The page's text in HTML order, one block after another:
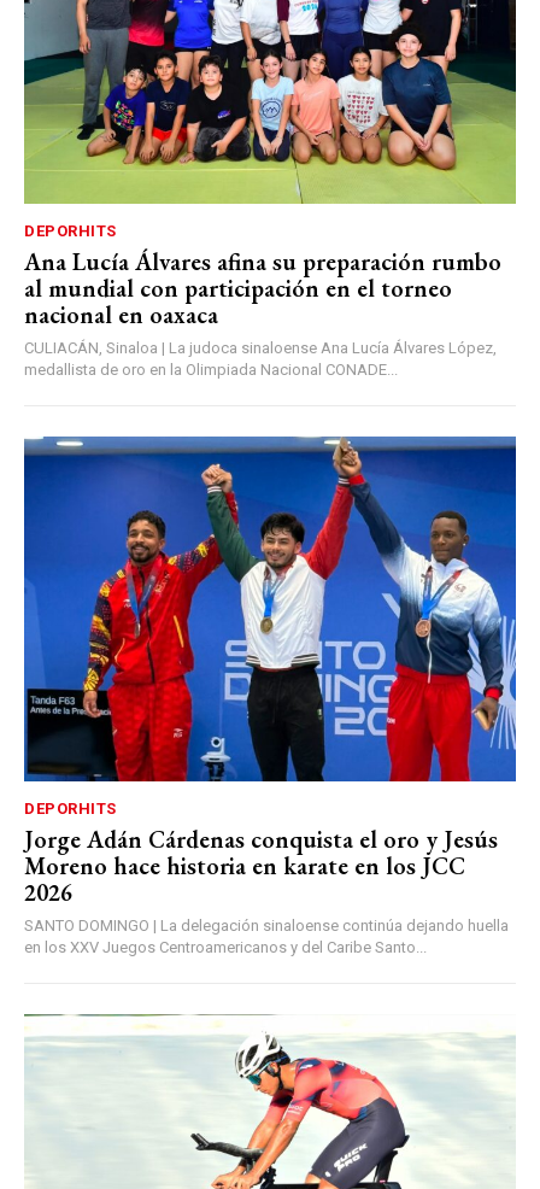
DEPORHITS
Ana Lucía Álvares afina su preparación rumbo
al mundial con participación en el torneo
nacional en oaxaca
CULIACÁN, Sinaloa | La judoca sinaloense Ana Lucía Álvares López,
medallista de oro en la Olimpiada Nacional CONADE...
DEPORHITS
Jorge Adán Cárdenas conquista el oro y Jesús
Moreno hace historia en karate en los JCC
2026
SANTO DOMINGO | La delegación sinaloense continúa dejando huella
en los XXV Juegos Centroamericanos y del Caribe Santo...